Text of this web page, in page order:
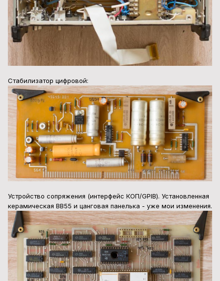
Стабилизатор цифровой:
Устройство сопряжения (интерфейс КОП/GPIB). Установленная
керамическая ВВ55 и цанговая панелька - уже мои изменения.